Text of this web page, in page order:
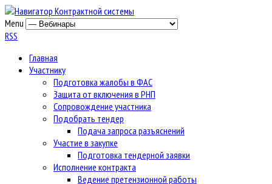
Menu
RSS
Главная
Участнику
Подготовка жалобы в ФАС
Защита от включения в РНП
Сопровождение участника
Подобрать тендер
Подача запроса разъяснений
Участие в закупке
Подготовка тендерной заявки
Исполнение контракта
Ведение претензионной работы